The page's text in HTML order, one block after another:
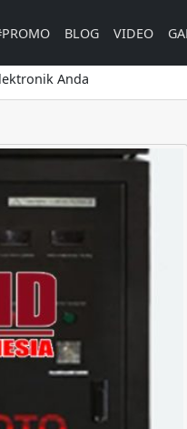
BLOG VIDEO
Anda